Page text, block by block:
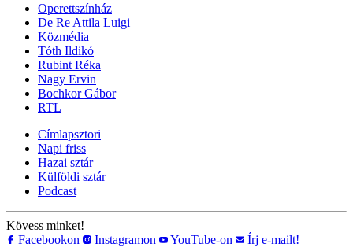
Operettszínház
De Re Attila Luigi
Közmédia
Tóth Ildikó
Rubint Réka
Nagy Ervin
Bochkor Gábor
RTL
Címlapsztori
Napi friss
Hazai sztár
Külföldi sztár
Podcast
Kövess minket!
Facebookon
Instagramon YouTube-on Írj e-mailt!